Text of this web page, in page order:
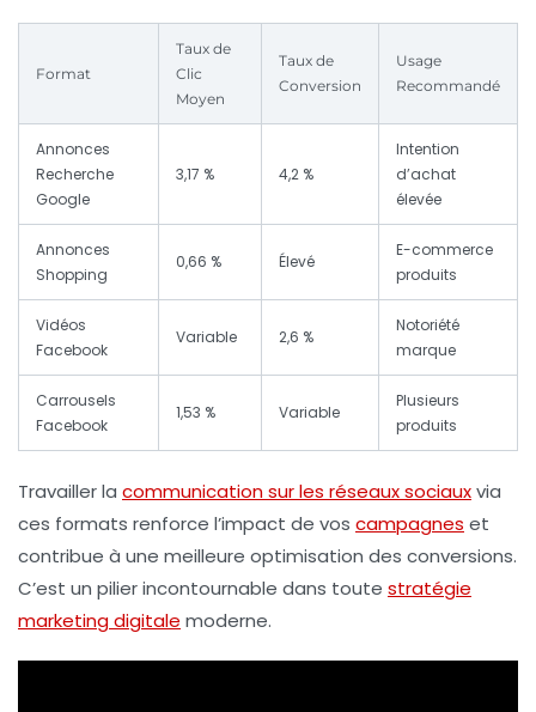
Format
Taux de
Clic
Moyen
Taux de
Conversion
Usage
Recommandé
Annonces
Recherche
Google
3,17 % 4,2 %
Intention
d’achat
élevée
Annonces
Shopping
0,66 % Élevé
E-commerce
produits
Vidéos
Facebook
Variable 2,6 %
Notoriété
marque
Carrousels
Facebook
1,53 % Variable
Plusieurs
produits
Travailler la communication sur les réseaux sociauxvia
ces formats renforce l’impact de vos campagnes et
contribue à une meilleure optimisation des conversions.
C’est un pilier incontournable dans toute stratégie
marketing digitale moderne.